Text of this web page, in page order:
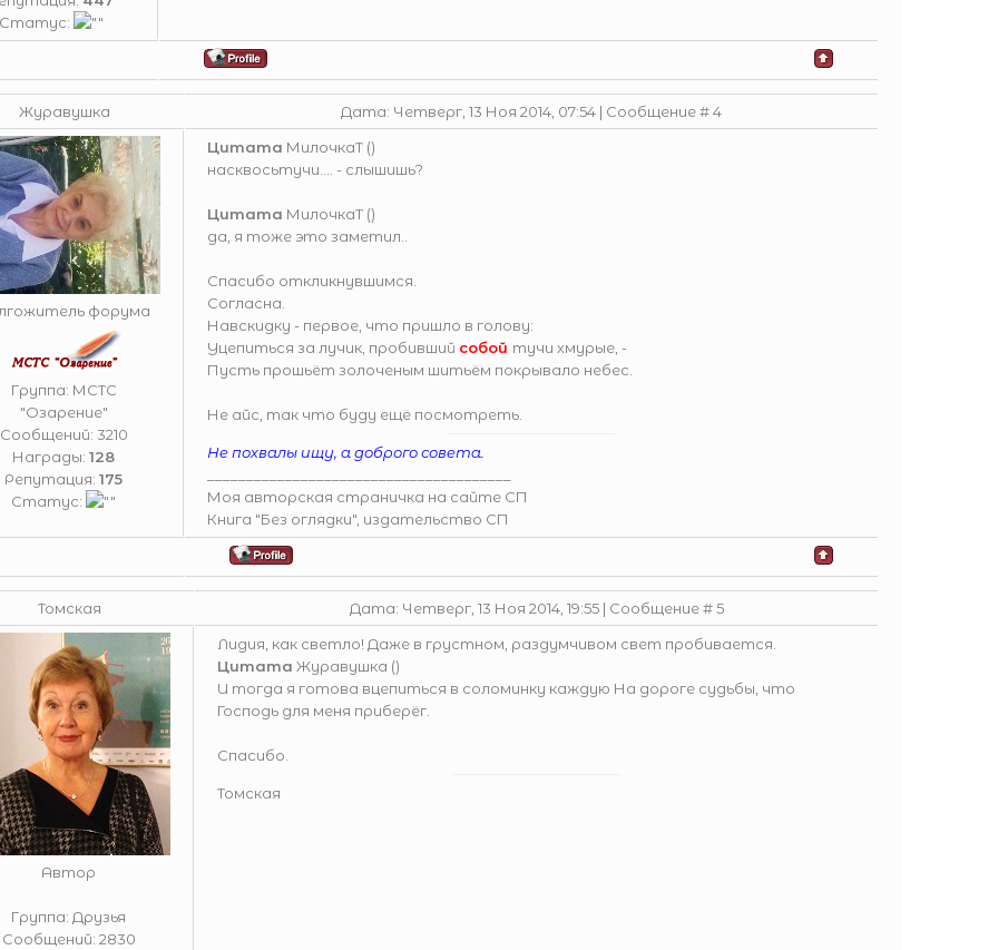
Журавушка Дата: Четверг, 13 Ноя 2014, 07:54 | Сообщение #4
форума
Группа: МСТС
"Озарение"
Сообщений: 3210
Награды: 128
Репутация: 175
Статус:
Цитата МилочкаТ ()
насквосьтучи.... - слышишь?
Цитата МилочкаТ ()
да, я тоже это заметил..
Спасибо откликнувшимся.
Cогласна.
Навскидку - первое, что пришло в голову:
Уцепиться за лучик, пробивший собой тучи хмурые, -
Пусть прошьёт золоченым шитьём покрывало небес.
Не айс, так что буду ещё посмотреть.
Не похвалы ищу, а доброго совета.
Моя авторская страничка на сайте СП
Книга "Без оглядки", издательство СП
Томская Дата: Четверг, 13 Ноя 2014, 19:55 | Сообщение #5
Автор
Группа: Друзья
Сообщений: 2830
Лидия, как светло! Даже в грустном, раздумчивом свет пробивается.
Цитата Журавушка ()
И тогда я готова вцепиться в соломинку каждую На дороге судьбы, что
Господь для меня приберёг.
Спасибо.
Томская